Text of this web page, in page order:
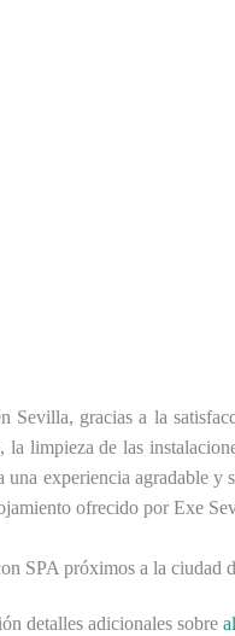
gracias a la
limpieza de las
experiencia agradable
ofrecido por Exe
SPA próximos a la ciudad
detalles adicionales sobre